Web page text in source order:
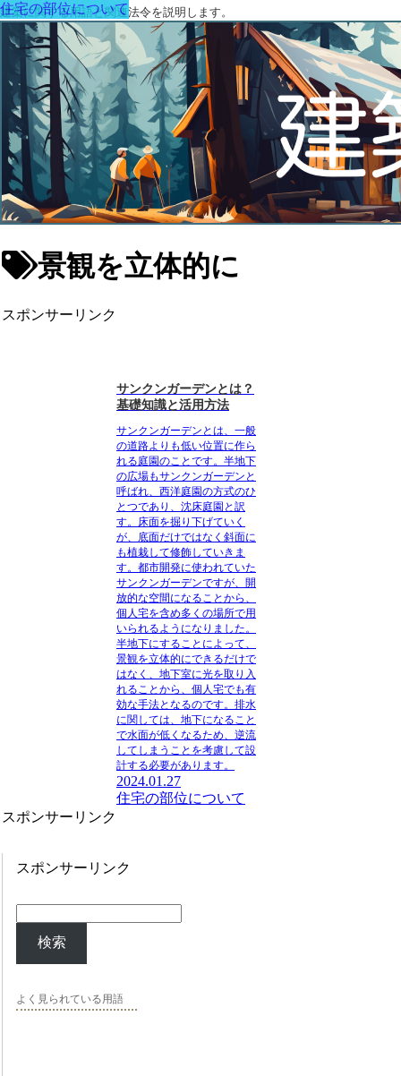
建築に関する用語と関連法令を説明します。
景観を立体的に
スポンサーリンク
住宅の部位について
サンクンガーデンとは？
基礎知識と活用方法
サンクンガーデンとは、一般
の道路よりも低い位置に作ら
れる庭園のことです。半地下
の広場もサンクンガーデンと
呼ばれ、西洋庭園の方式のひ
とつであり、沈床庭園と訳
す。床面を掘り下げていく
が、底面だけではなく斜面に
も植栽して修飾していきま
す。都市開発に使われていた
サンクンガーデンですが、開
放的な空間になることから、
個人宅を含め多くの場所で用
いられるようになりました。
半地下にすることによって、
景観を立体的にできるだけで
はなく、地下室に光を取り入
れることから、個人宅でも有
効な手法となるのです。排水
に関しては、地下になること
で水面が低くなるため、逆流
してしまうことを考慮して設
計する必要があります。
2024.01.27
住宅の部位について
スポンサーリンク
スポンサーリンク
検索
よく見られている用語